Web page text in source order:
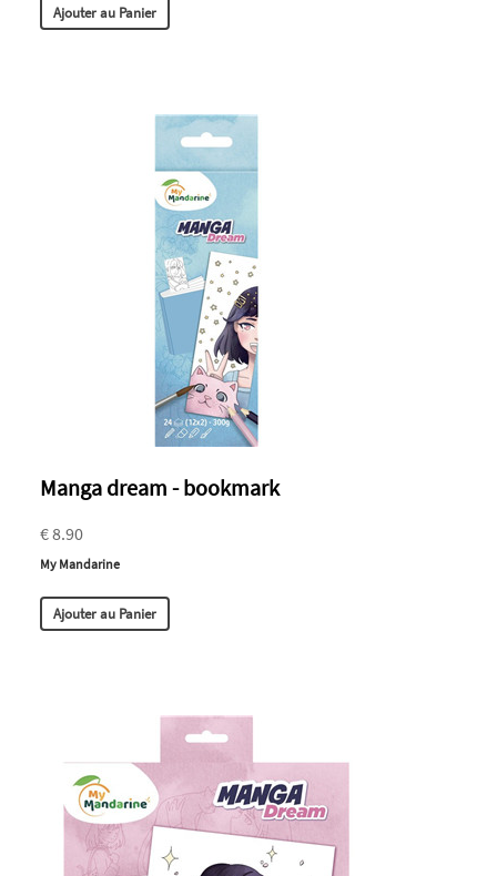
Ajouter au Panier
Manga dream - bookmark
€ 8.90
My Mandarine
Ajouter au Panier